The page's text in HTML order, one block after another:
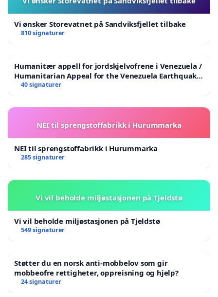
Vi ønsker Storevatnet på Sandviksfjellet tilbake
810 signaturer
Humanitær appell for jordskjelvofrene i Venezuela /
Humanitarian Appeal for the Venezuela Earthquake
Victims
40 signaturer
NEI til sprengstoffabrikk i Hurummarka
NEI til sprengstoffabrikk i Hurummarka
285 signaturer
Vi vil beholde miljøstasjonen på Tjeldstø
Vi vil beholde miljøstasjonen på Tjeldstø
549 signaturer
Støtter du en norsk anti-mobbelov som gir
mobbeofre rettigheter, oppreisning og hjelp?
24 signaturer